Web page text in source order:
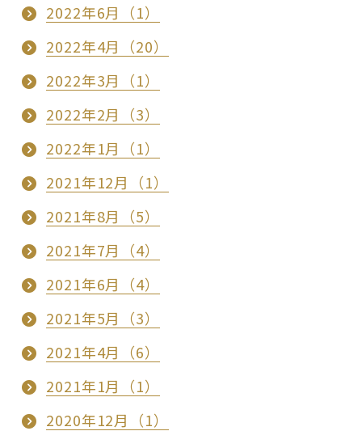
2022年6月（1）
2022年4月（20）
2022年3月（1）
2022年2月（3）
2022年1月（1）
2021年12月（1）
2021年8月（5）
2021年7月（4）
2021年6月（4）
2021年5月（3）
2021年4月（6）
2021年1月（1）
2020年12月（1）